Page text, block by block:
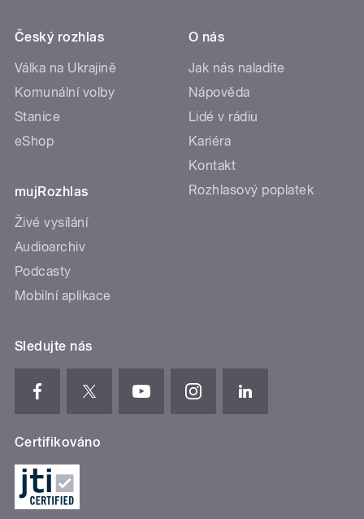
Český rozhlas
Válka na Ukrajině
Komunální volby
Stanice
eShop
mujRozhlas
Živé vysílání
Audioarchiv
Podcasty
Mobilní aplikace
O nás
Jak nás naladíte
Nápověda
Lidé v rádiu
Kariéra
Kontakt
Rozhlasový poplatek
Sledujte nás
Certifikováno